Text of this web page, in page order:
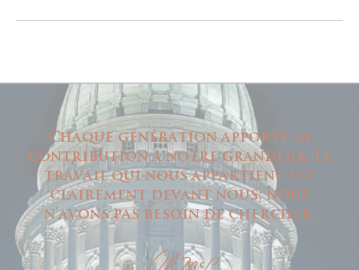
Chaque génération apporte sa
contribution à notre grandeur. Le
travail qui nous appartient est
clairement devant nous; nous
n'avons pas besoin de chercher.